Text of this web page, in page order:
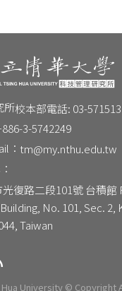
話: 03-5715131
所校本部電話: 03-
3-5742249
： tm@my.nthu.edu.tw
復路二段101號 台積館
No. 101, Sec. 2,
Taiwan
Hua University © Copyright